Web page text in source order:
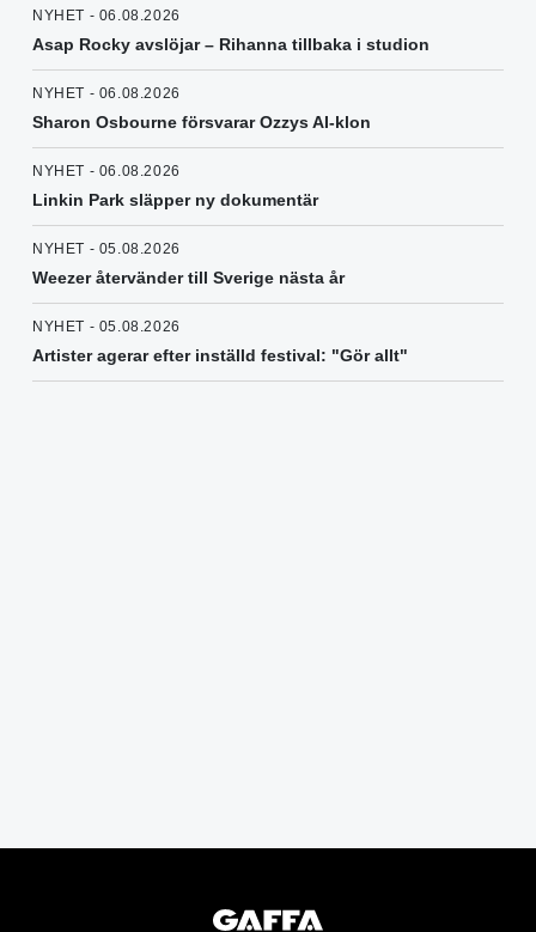
NYHET - 06.08.2026
Asap Rocky avslöjar – Rihanna tillbaka i studion
NYHET - 06.08.2026
Sharon Osbourne försvarar Ozzys AI-klon
NYHET - 06.08.2026
Linkin Park släpper ny dokumentär
NYHET - 05.08.2026
Weezer återvänder till Sverige nästa år
NYHET - 05.08.2026
Artister agerar efter inställd festival: "Gör allt"